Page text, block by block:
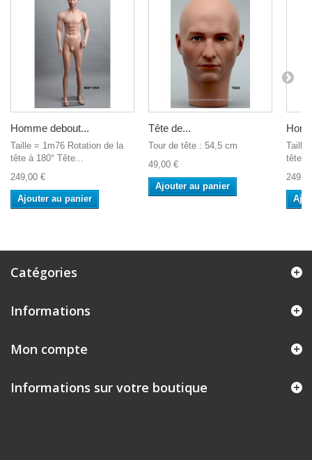
Homme debout...
Taille = 1m76 Rotation de la
tête à 180° Tête...
249,00 €
Ajouter au panier
Tête de...
Tour de tête : 54,5 cm
49,00 €
Ajouter au panier
Taille
tête à
Catégories
Informations
Mon compte
Informations sur votre boutique